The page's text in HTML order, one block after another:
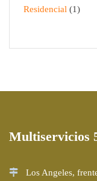
Residencial
1
Multiservicios
Los Angeles,